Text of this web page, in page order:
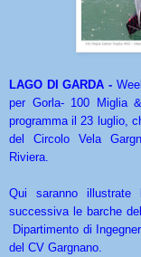
LAGO DI GARDA -
per Gorla- 100 Miglia
programma il 23 luglio,
del Circolo Vela
Riviera.
Qui saranno illustrate
successiva le barche
Dipartimento di
del CV Gargnano.